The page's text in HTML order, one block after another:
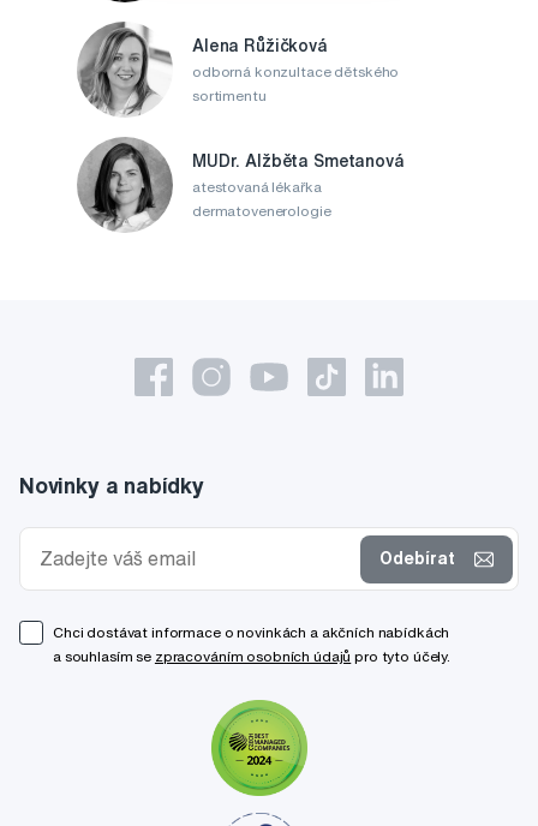
Alena Růžičková
odborná konzultace dětského
sortimentu
MUDr. Alžběta Smetanová
atestovaná lékařka
dermatovenerologie
Novinky a nabídky
Odebírat
Chci dostávat informace o novinkách a akčních nabídkách
a souhlasím se zpracováním osobních údajů pro tyto účely.